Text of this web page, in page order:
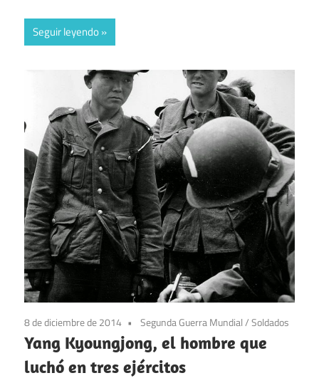
Seguir leyendo
8 de diciembre de 2014 Segunda Guerra Mundial/Soldados
Yang Kyoungjong, el hombre que
luchó en tres ejércitos